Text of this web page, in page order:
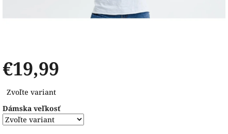
€19,99
cena:
Zvoľte variant
Dámska veľkosť